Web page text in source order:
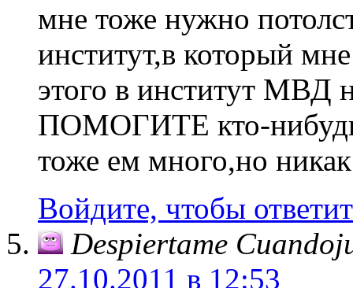
мне тоже нужно
институт,в который
этого в институт МВД
ПОМОГИТЕ кто-
тоже ем много,но
Войдите, чтобы
Despiertame
27.10.2011 в 12:53